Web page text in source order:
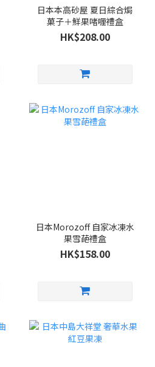
日本本高砂屋 夏日綜合焗
菓子＋鮮果啫喱禮盒
HK$208.00
日本Morozoff 自家冰凍水
果雪葩禮盒
HK$158.00